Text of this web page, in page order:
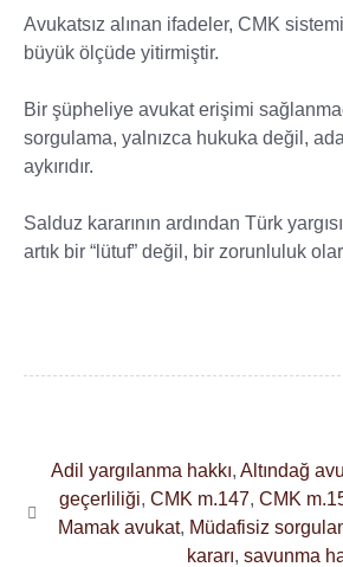
Avukatsız alınan ifadeler, CMK
büyük ölçüde yitirmiştir.
Bir şüpheliye avukat erişimi
sorgulama, yalnızca hukuka değil,
aykırıdır.
Salduz kararının ardından Türk
artık bir “lütuf” değil, bir zorunluluk
Adil yargılanma hakkı, Altındağ
geçerliliği, CMK m.147, CMK
Mamak avukat, Müdafisiz
kararı, savunma